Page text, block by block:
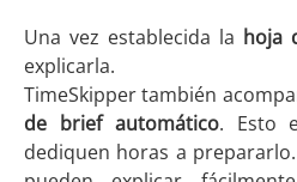
Una vez establecida la hoja
explicarla.
TimeSkipper también
de brief automático. Esto
dediquen horas a